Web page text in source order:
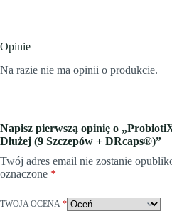
Opinie
Na razie nie ma opinii o produkcie.
Napisz pierwszą opinię o
Dłużej (9 Szczepów + DRcaps®)”
Twój adres email nie zostanie
oznaczone *
TWOJA OCENA *